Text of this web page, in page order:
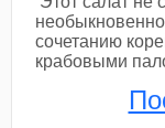
сочетанию
крабовыми